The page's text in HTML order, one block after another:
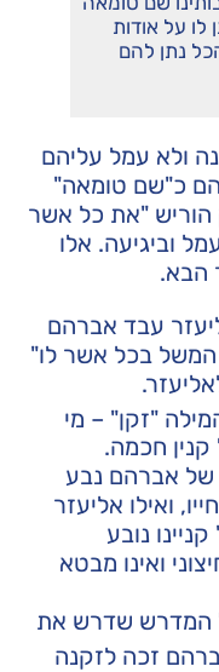
על אודות
נתן להם
ולא עמל עליהם
כ"שם טומאה"
הוריש "את כל אשר
וביגיעה. אלו
הבא.
עבד אברהם
המשל בכל אשר לו"
"זקן" – מי
חכמה.
של אברהם נבע
ואילו אליעזר
נובע
ואינו מבטא
המדרש שדרש את
זכה לזקנה